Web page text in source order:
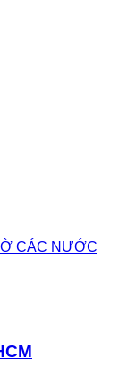
CÁC NƯỚC